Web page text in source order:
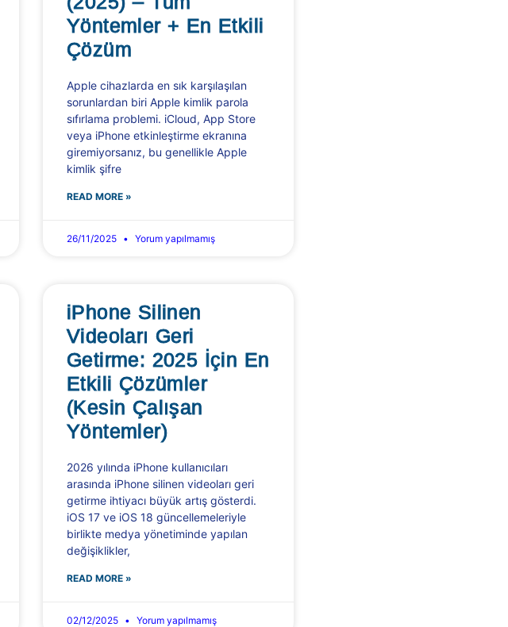
Yöntemler + En Etkili
Çözüm
Apple cihazlarda en sık karşılaşılan
sorunlardan biri Apple kimlik parola
sıfırlama problemi. iCloud, App Store
veya iPhone etkinleştirme ekranına
giremiyorsanız, bu genellikle Apple
kimlik şifre
READ MORE »
26/11/2025 Yorum yapılmamış
iPhone Silinen
Videoları Geri
Getirme: 2025 İçin En
Etkili Çözümler
(Kesin Çalışan
Yöntemler)
2026 yılında iPhone kullanıcıları
arasında iPhone silinen videoları geri
getirme ihtiyacı büyük artış gösterdi.
iOS 17 ve iOS 18 güncellemeleriyle
birlikte medya yönetiminde yapılan
değişiklikler,
READ MORE »
02/12/2025 Yorum yapılmamış